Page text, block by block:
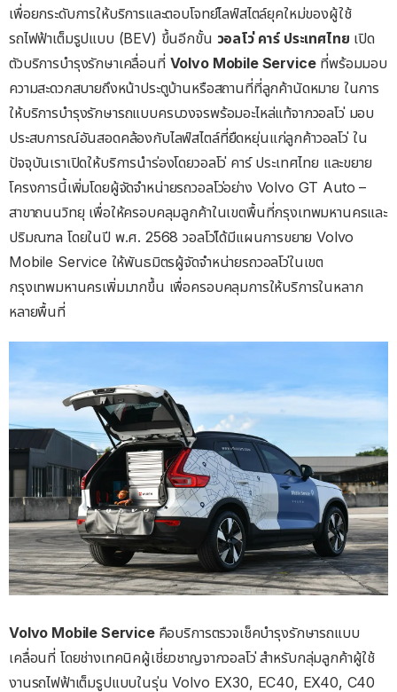
เพื่อยกระดับการให้บริการและตอบโจทย์ไลฟ์สไตล์ยุคใหม่ของผู้ใช้
รถไฟฟ้าเต็มรูปแบบ (BEV) ขึ้นอีกขั้น วอลโว่ คาร์ ประเทศไทย เปิด
ตัวบริการบำรุงรักษาเคลื่อนที่ Volvo Mobile Serviceที่พร้อมมอบ
ความสะดวกสบายถึงหน้าประตูบ้านหรือสถานที่ที่ลูกค้านัดหมาย ในการ
ให้บริการบำรุงรักษารถแบบครบวงจรพร้อมอะไหล่แท้จากวอลโว่​ มอบ
ประสบการณ์อันสอดคล้องกับไลฟ์สไตล์ที่ยืดหยุ่นแก่ลูกค้าวอลโว่ ใน
ปัจจุบันเราเปิดให้บริการนำร่องโดยวอลโว่ คาร์ ประเทศไทย และขยาย
โครงการนี้เพิ่มโดยผู้จัดจำหน่ายรถวอลโว่อย่าง Volvo GT Auto –
สาขาถนนวิทยุ เพื่อให้ครอบคลุมลูกค้าในเขตพื้นที่กรุงเทพมหานครและ
ปริมณฑล โดยในปี พ.ศ. 2568 วอลโว่ได้มีแผนการขยาย Volvo
Mobile Service ให้พันธมิตรผู้จัดจำหน่ายรถวอลโว่ในเขต
กรุงเทพมหานครเพิ่มมากขึ้น เพื่อครอบคลุมการให้บริการในหลาก
หลายพื้นที่
Volvo Mobile Service คือบริการตรวจเช็คบำรุงรักษารถแบบ
เคลื่อนที่ โดยช่างเทคนิคผู้เชี่ยวชาญจากวอลโว่ สำหรับกลุ่มลูกค้าผู้ใช้
งานรถไฟฟ้าเต็มรูปแบบในรุ่น Volvo EX30, EC40, EX40, C40